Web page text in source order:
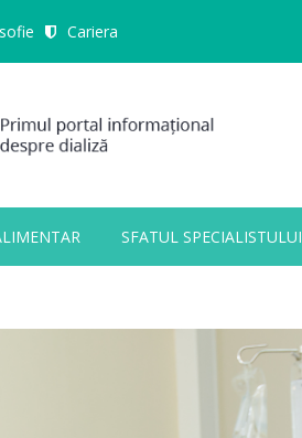
Cariera
SFATUL SPECIALISTULUI